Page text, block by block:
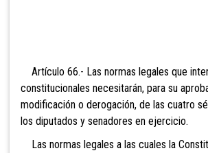
Artículo 66.- Las normas legales que
constitucionales necesitarán, para su
modificación o derogación, de las cuatro
los diputados y senadores en ejercicio.
Las normas legales a las cuales la